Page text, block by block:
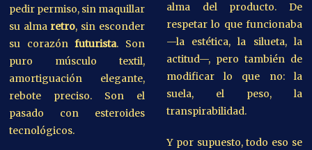
pedir permiso, sin maquillar
su alma retro, sin esconder
su corazónfuturista. Son
puro músculo textil,
amortiguación elegante,
rebote preciso. Son el
pasado con esteroides
tecnológicos.
alma del producto. De
respetar lo que funcionaba
—la estética, la silueta, la
actitud—, pero también de
modificar lo que no: la
suela, el peso, la
transpirabilidad.
Y por supuesto, todo eso se